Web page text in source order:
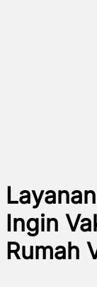
Ingin
Rumah